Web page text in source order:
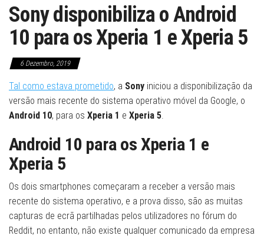
Sony disponibiliza o Android
10 para os Xperia 1 e Xperia 5
6 Dezembro, 2019
Tal como estava prometido, a Sony iniciou a disponibilização da
versão mais recente do sistema operativo móvel da Google, o
Android 10, para os Xperia 1 e Xperia 5.
Android 10 para os Xperia 1 e
Xperia 5
Os dois smartphones começaram a receber a versão mais
recente do sistema operativo, e a prova disso, são as muitas
capturas de ecrã partilhadas pelos utilizadores no fórum do
Reddit, no entanto, não existe qualquer comunicado da empresa